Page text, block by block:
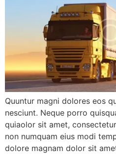
Quuntur magni dolores eos
nesciunt. Neque porro
quiaolor sit amet,
non numquam eius modi
dolore magnam dolor sit